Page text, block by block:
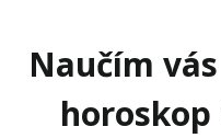
Naučím